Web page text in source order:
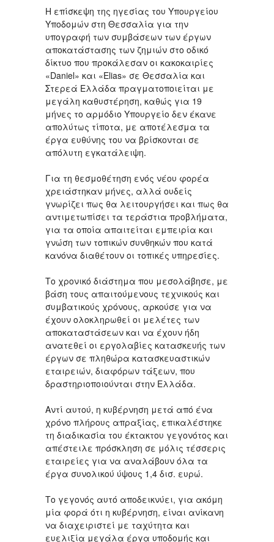
Η επίσκεψη της ηγεσίας του Υπουργείου
Υποδομών στη Θεσσαλία για την
υπογραφή των συμβάσεων των έργων
αποκατάστασης των ζημιών στο οδικό
δίκτυο που προκάλεσαν οι κακοκαιρίες
«Daniel» και «Elias» σε Θεσσαλία και
Στερεά Ελλάδα πραγματοποιείται με
μεγάλη καθυστέρηση, καθώς για 19
μήνες το αρμόδιο Υπουργείο δεν έκανε
απολύτως τίποτα, με αποτέλεσμα τα
έργα ευθύνης του να βρίσκονται σε
απόλυτη εγκατάλειψη.
Για τη θεσμοθέτηση ενός νέου φορέα
χρειάστηκαν μήνες, αλλά ουδείς
γνωρίζει πως θα λειτουργήσει και πως θα
αντιμετωπίσει τα τεράστια προβλήματα,
για τα οποία απαιτείται εμπειρία και
γνώση των τοπικών συνθηκών που κατά
κανόνα διαθέτουν οι τοπικές υπηρεσίες.
Το χρονικό διάστημα που μεσολάβησε, με
βάση τους απαιτούμενους τεχνικούς και
συμβατικούς χρόνους, αρκούσε για να
έχουν ολοκληρωθεί οι μελέτες των
αποκαταστάσεων και να έχουν ήδη
ανατεθεί οι εργολαβίες κατασκευής των
έργων σε πληθώρα κατασκευαστικών
εταιρειών, διαφόρων τάξεων, που
δραστηριοποιούνται στην Ελλάδα.
Αντί αυτού, η κυβέρνηση μετά από ένα
χρόνο πλήρους απραξίας, επικαλέστηκε
τη διαδικασία του έκτακτου γεγονότος και
απέστειλε πρόσκληση σε μόλις τέσσερις
εταιρείες για να αναλάβουν όλα τα
έργα συνολικού ύψους 1,4 δισ. ευρώ.
Το γεγονός αυτό αποδεικνύει, για ακόμη
μία φορά ότι η κυβέρνηση, είναι ανίκανη
να διαχειριστεί με ταχύτητα και
ευελιξία μεγάλα έργα υποδομής και